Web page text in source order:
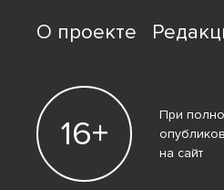
О проекте
16+
При
на сайт